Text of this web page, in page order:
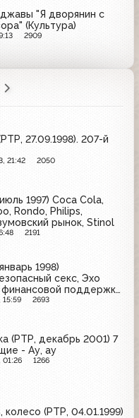
"Я дворянин с
(Культура)
2909
27.09.1998). 207-й
21:42 2050
1997) Coca Cola,
Rondo, Philips,
рынок, Stinol
2191
1998)
секс, Эхо
поддержки
Христа Спасителя,
15:59 2693
(РТР, декабрь 2001) 7
- Ау, ау
01:26 1266
колесо (РТР, 04.01.1999)